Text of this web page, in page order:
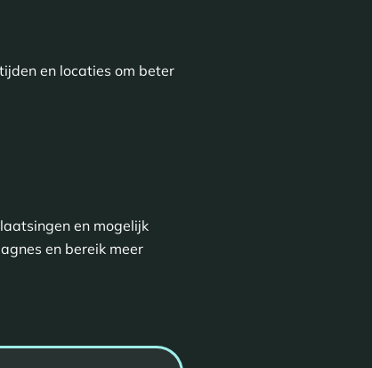
en locaties om beter
en mogelijk
en bereik meer